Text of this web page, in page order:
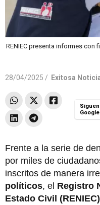
RENIEC presenta informes
28/04/2025 / Exitosa
Frente a la serie de
por miles de
inscritos de manera
políticos, el Registro
Estado Civil (RENIEC)